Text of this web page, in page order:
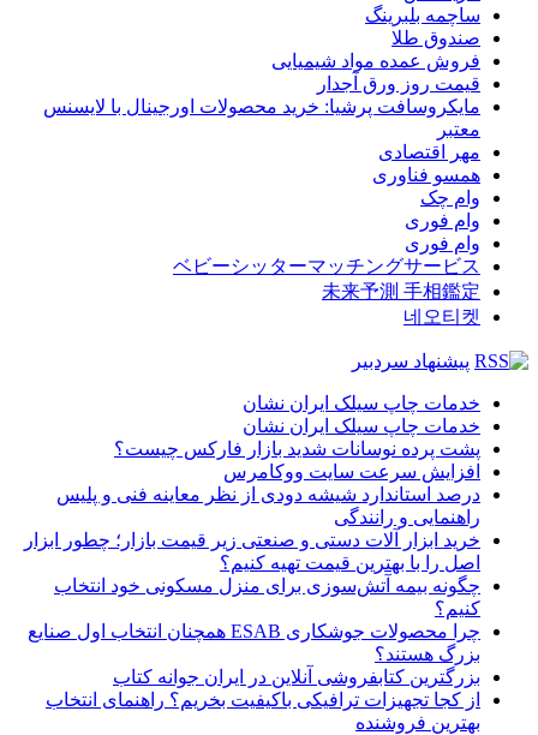
ساچمه بلبرینگ
صندوق طلا
فروش عمده مواد شیمیایی
قیمت روز ورق آجدار
مایکروسافت پرشیا: خرید محصولات اورجینال با لایسنس
معتبر
مهر اقتصادی
همسو فناوری
وام چک
وام فوری
وام فوری
ベビーシッターマッチングサービス
未来予測 手相鑑定
네오티켓
پیشنهاد سردبیر
خدمات چاپ سیلک ایران نشان
خدمات چاپ سیلک ایران نشان
پشت پرده نوسانات شدید بازار فارکس چیست؟
افزایش سرعت سایت ووکامرس
درصد استاندارد شیشه دودی از نظر معاینه فنی و پلیس
راهنمایی و رانندگی
خرید ابزار آلات دستی و صنعتی زیر قیمت بازار؛ چطور ابزار
اصل را با بهترین قیمت تهیه کنیم؟
چگونه بیمه آتش‌سوزی برای منزل مسکونی خود انتخاب
کنیم؟
چرا محصولات جوشکاری ESAB همچنان انتخاب اول صنایع
بزرگ هستند؟
بزرگترین کتابفروشی آنلاین در ایران جوانه کتاب
از کجا تجهیزات ترافیکی باکیفیت بخریم؟ راهنمای انتخاب
بهترین فروشنده